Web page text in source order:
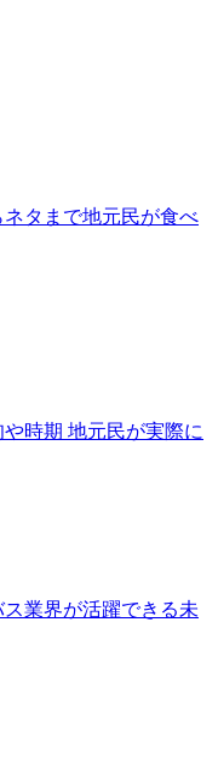
ネタまで地元民が食べ
や時期 地元民が実際に
業界が活躍できる未